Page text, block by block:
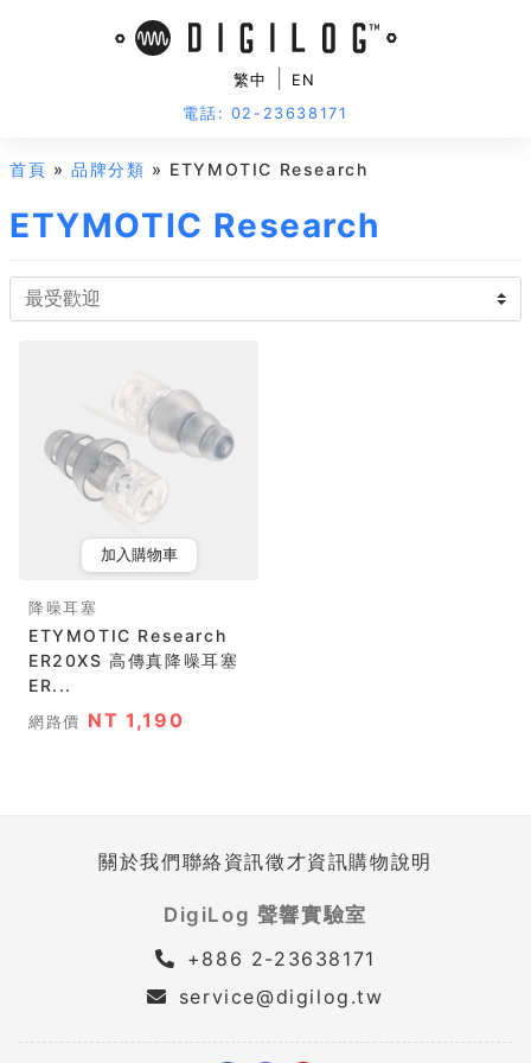
繁中
EN
電話: 02-23638171
首頁 »品牌分類 » ETYMOTIC Research
ETYMOTIC Research
加入購物車
降噪耳塞
ETYMOTIC Research
ER20XS 高傳真降噪耳塞
ER...
網路價 NT 1,190
關於我們聯絡資訊徵才資訊購物說明
DigiLog 聲響實驗室
+886 2-23638171
service@digilog.tw